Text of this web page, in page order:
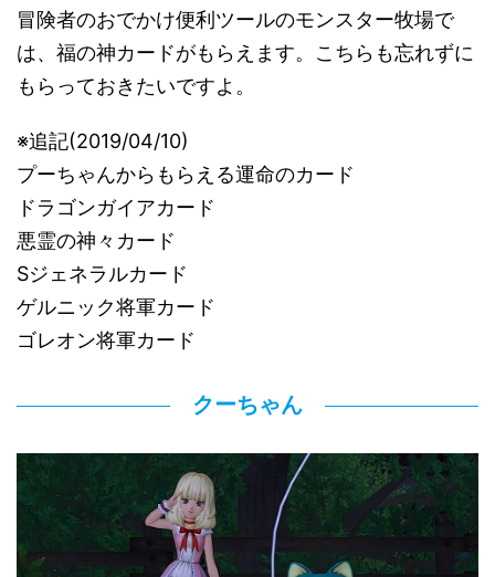
冒険者のおでかけ便利ツールのモンスター牧場で
は、福の神カードがもらえます。こちらも忘れずに
もらっておきたいですよ。
※追記(2019/04/10)
プーちゃんからもらえる運命のカード
ドラゴンガイアカード
悪霊の神々カード
Sジェネラルカード
ゲルニック将軍カード
ゴレオン将軍カード
クーちゃん